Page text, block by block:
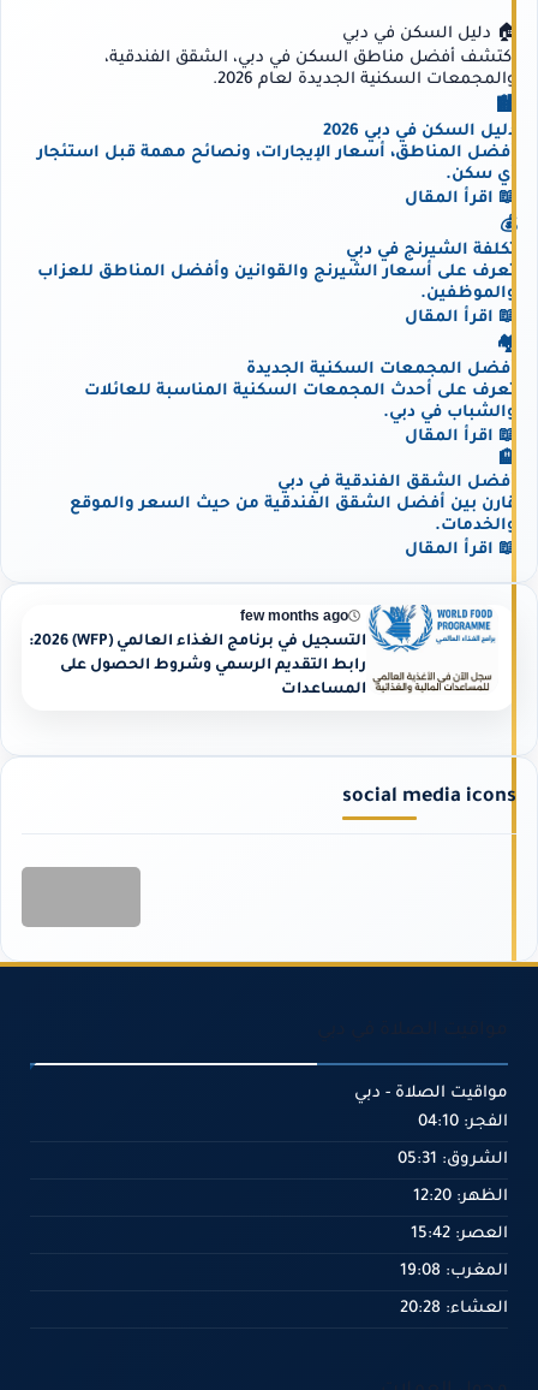
🏠 دليل السكن في دبي
اكتشف أفضل مناطق السكن في دبي، الشقق الفندقية،
والمجمعات السكنية الجديدة لعام 2026.
🏙️
دليل السكن في دبي 2026
أفضل المناطق، أسعار الإيجارات، ونصائح مهمة قبل استئجار
أي سكن.
📖 اقرأ المقال
💰
تكلفة الشيرنج في دبي
تعرف على أسعار الشيرنج والقوانين وأفضل المناطق للعزاب
والموظفين.
📖 اقرأ المقال
🏘️
أفضل المجمعات السكنية الجديدة
تعرف على أحدث المجمعات السكنية المناسبة للعائلات
والشباب في دبي.
📖 اقرأ المقال
🏨
أفضل الشقق الفندقية في دبي
قارن بين أفضل الشقق الفندقية من حيث السعر والموقع
والخدمات.
📖 اقرأ المقال
few months ago
التسجيل في برنامج الغذاء العالمي (WFP) 2026:
رابط التقديم الرسمي وشروط الحصول على
المساعدات
social media icons
مواقيت الصلاة - دبي
الفجر: 04:10
الشروق: 05:31
الظهر: 12:20
العصر: 15:42
المغرب: 19:08
العشاء: 20:28